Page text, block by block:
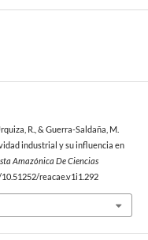
R., & Guerra-Saldaña, M.
industrial y su influencia en
Amazónica De Ciencias
reacae.v1i1.292